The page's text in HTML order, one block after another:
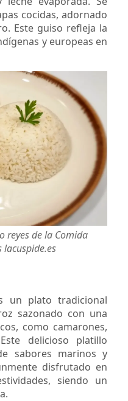
cocidas, adornado
Este guiso refleja la
y europeas en
reyes de la Comida
lacuspide.es
un plato tradicional
sazonado con una
como camarones,
delicioso platillo
sabores marinos y
disfrutado en
siendo un